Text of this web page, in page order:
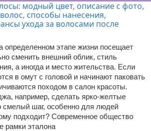
этапе жизни посещает
сменить внешний облик, стиль
а иногда и место жительства. Если
в омут с головой и начинают паковать
походом в салон красоты.
например, сделать ярко-желтые
смелый шаг, особенно для людей
подходит? Современное общество
рамки эталона